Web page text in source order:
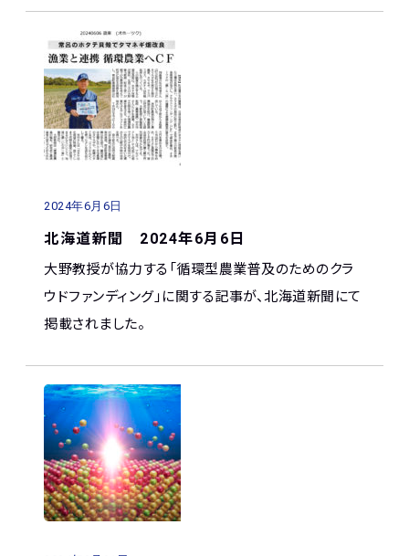
2024年6月6日
北海道新聞 2024年6月6日
大野教授が協力する「循環型農業普及のためのクラ
ウドファンディング」に関する記事が、北海道新聞にて
掲載されました。